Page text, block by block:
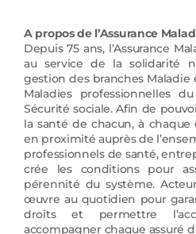
A propos de l’Assurance
Depuis 75 ans, l’Assurance
au service de la solidarité
gestion des branches
Maladies professionnelles
Sécurité sociale. Afin de
la santé de chacun, à
en proximité auprès de
professionnels de santé,
crée les conditions pour
pérennité du système.
œuvre au quotidien pour
droits et permettre
accompagner chaque assuré